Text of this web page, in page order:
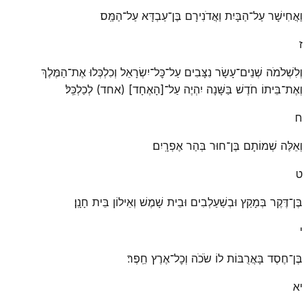
וַאֲחִישָׁר עַל־הַבָּיִת וַאֲדֹנִירָם בֶּן־עַבְדָּא עַל־הַמַּֽס׃
ז
וְלִשְׁלֹמֹה שְׁנֵים־עָשָׂר נִצָּבִים עַל־כׇּל־יִשְׂרָאֵל וְכִלְכְּלוּ אֶת־הַמֶּלֶךְ
וְאֶת־בֵּיתוֹ חֹדֶשׁ בַּשָּׁנָה יִהְיֶה עַל־[הָאֶחָד] (אחד) לְכַלְכֵּֽל׃
ח
וְאֵלֶּה שְׁמוֹתָם בֶּן־חוּר בְּהַר אֶפְרָֽיִם׃
ט
בֶּן־דֶּקֶר בְּמָקַץ וּבְשַׁעַלְבִים וּבֵית שָׁמֶשׁ וְאֵילוֹן בֵּית חָנָֽן׃
י
בֶּן־חֶסֶד בָּאֲרֻבּוֹת לוֹ שֹׂכֹה וְכׇל־אֶרֶץ חֵֽפֶר׃
יא